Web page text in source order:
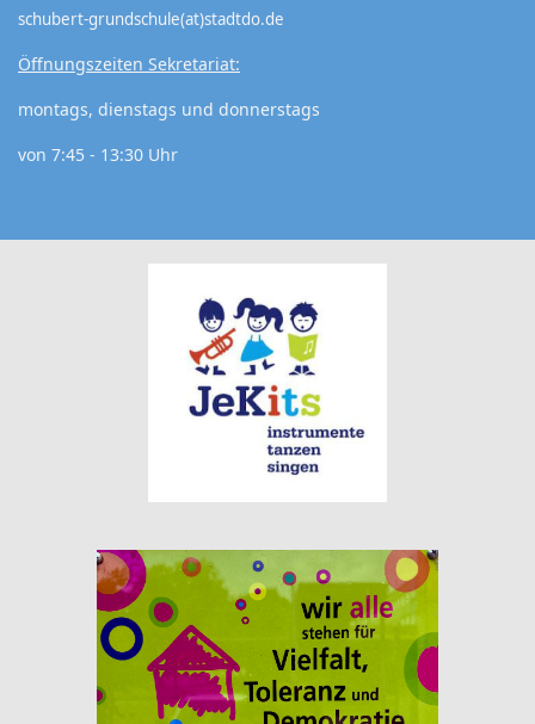
schubert-grundschule(at)stadtdo.de
Öffnungszeiten Sekretariat:
montags, dienstags und donnerstags
von 7:45 - 13:30 Uhr